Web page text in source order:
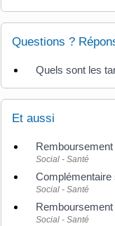
Questions ?
Quels sont les
Et aussi
Social - Santé
Complémentaire
Social - Santé
Social - Santé